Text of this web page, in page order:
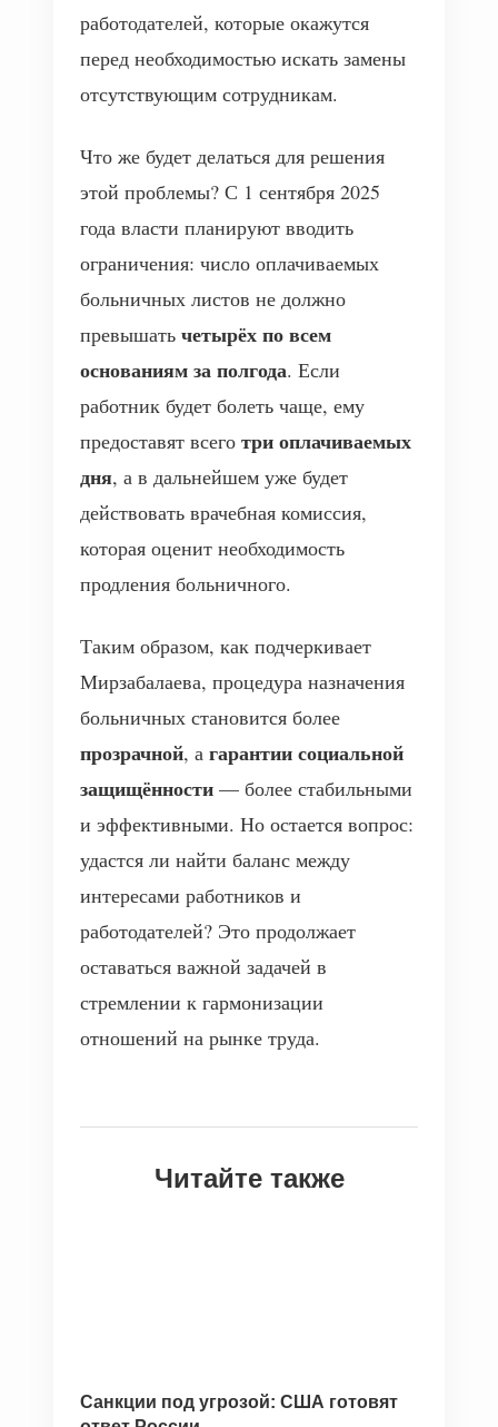
работодателей, которые окажутся
перед необходимостью искать замены
отсутствующим сотрудникам.
Что же будет делаться для решения
этой проблемы? С 1 сентября 2025
года власти планируют вводить
ограничения: число оплачиваемых
больничных листов не должно
превышать четырёх по всем
основаниям за полгода. Если
работник будет болеть чаще, ему
предоставят всего три оплачиваемых
дня, а в дальнейшем уже будет
действовать врачебная комиссия,
которая оценит необходимость
продления больничного.
Таким образом, как подчеркивает
Мирзабалаева, процедура назначения
больничных становится более
прозрачной, а гарантии социальной
защищённости — более стабильными
и эффективными. Но остается вопрос:
удастся ли найти баланс между
интересами работников и
работодателей? Это продолжает
оставаться важной задачей в
стремлении к гармонизации
отношений на рынке труда.
Читайте также
Санкции под угрозой: США готовят